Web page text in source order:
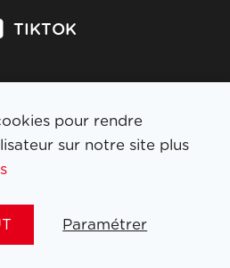
TIKTOK
à la newsletter
pour rendre
sur notre site plus
Paramétrer